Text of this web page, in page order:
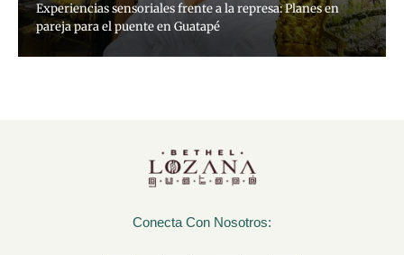
Experiencias sensoriales frente a la represa: Planes en
pareja para el puente en Guatapé
Conecta Con Nosotros: